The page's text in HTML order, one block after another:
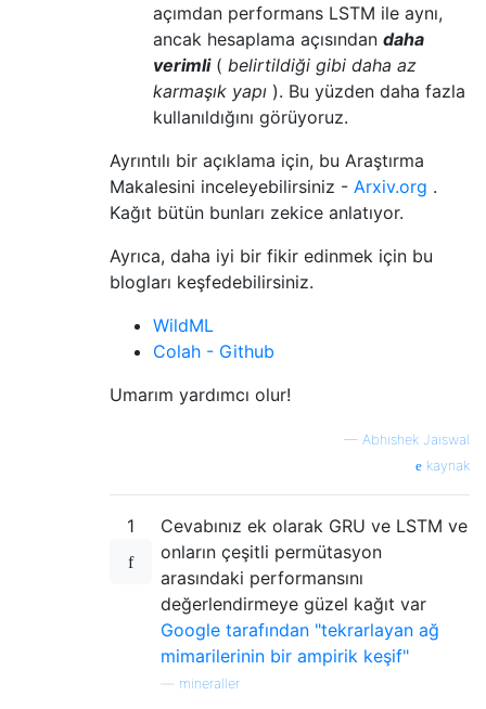
açımdan performans LSTM ile aynı,
ancak hesaplama açısından daha
verimli( belirtildiği gibi daha az
karmaşık yapı ). Bu yüzden daha fazla
kullanıldığını görüyoruz.
Ayrıntılı bir açıklama için, bu Araştırma
Makalesini inceleyebilirsiniz - Arxiv.org .
Kağıt bütün bunları zekice anlatıyor.
Ayrıca, daha iyi bir fikir edinmek için bu
blogları keşfedebilirsiniz.
WildML
Colah - Github
Umarım yardımcı olur!
— Abhishek Jaiswal
kaynak
1
Cevabınız ek olarak GRU ve LSTM ve
onların çeşitli permütasyon
arasındaki performansını
değerlendirmeye güzel kağıt var
Google tarafından "tekrarlayan ağ
mimarilerinin bir ampirik keşif"
mineraller